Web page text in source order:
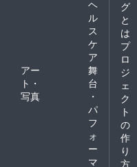
ヘ
ル
ス
ケ
ア
アー
ト・
写真
舞
台
・
パ
フ
ォ
ー
マ
グ
と
は
プ
ロ
ジ
ェ
ク
ト
の
作
り
方